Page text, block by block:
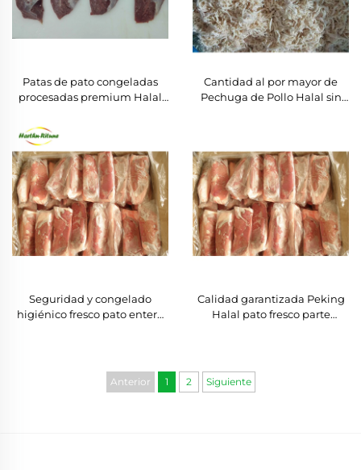
Patas de pato congeladas
procesadas premium Halal
congelada/ Alas primas/
Cantidad al por mayor de
Pechuga de Pollo Halal sin
Seguridad y congelado
higiénico fresco pato entero
Calidad garantizada Peking
Halal pato fresco parte
Anterior 1 2 Siguiente